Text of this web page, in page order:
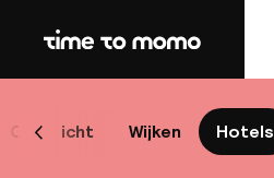
Home
Overzicht Wijken Hotels
Scroll naar links